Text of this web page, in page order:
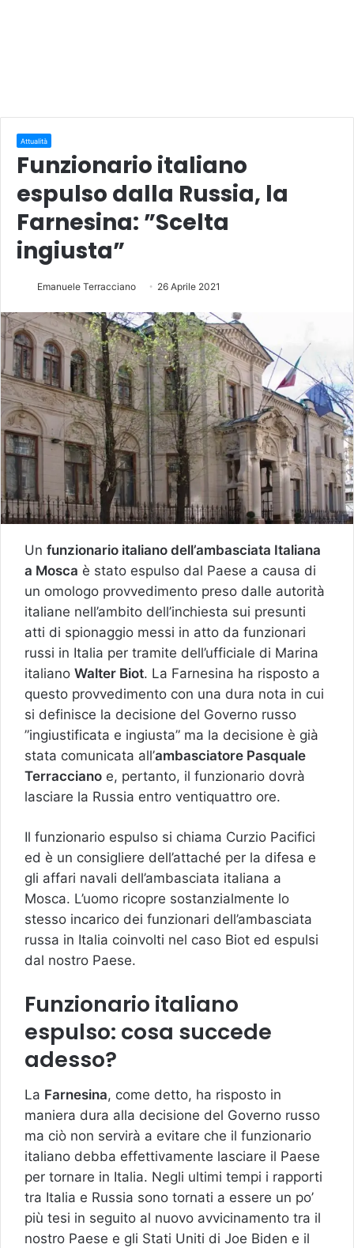
Attualità
Funzionario italiano
espulso dalla Russia, la
Farnesina: ”Scelta
ingiusta”
Emanuele Terracciano 26 Aprile 2021
Un funzionario italiano dell’ambasciata Italiana
a Mosca è stato espulso dal Paese a causa di
un omologo provvedimento preso dalle autorità
italiane nell’ambito dell’inchiesta sui presunti
atti di spionaggio messi in atto da funzionari
russi in Italia per tramite dell’ufficiale di Marina
italiano Walter Biot. La Farnesina ha risposto a
questo provvedimento con una dura nota in cui
si definisce la decisione del Governo russo
”ingiustificata e ingiusta” ma la decisione è già
stata comunicata all’ambasciatore Pasquale
Terracciano e, pertanto, il funzionario dovrà
lasciare la Russia entro ventiquattro ore.
Il funzionario espulso si chiama Curzio Pacifici
ed è un consigliere dell’attaché per la difesa e
gli affari navali dell’ambasciata italiana a
Mosca. L’uomo ricopre sostanzialmente lo
stesso incarico dei funzionari dell’ambasciata
russa in Italia coinvolti nel caso Biot ed espulsi
dal nostro Paese.
Funzionario italiano
espulso: cosa succede
adesso?
La Farnesina, come detto, ha risposto in
maniera dura alla decisione del Governo russo
ma ciò non servirà a evitare che il funzionario
italiano debba effettivamente lasciare il Paese
per tornare in Italia. Negli ultimi tempi i rapporti
tra Italia e Russia sono tornati a essere un po’
più tesi in seguito al nuovo avvicinamento tra il
nostro Paese e gli Stati Uniti di Joe Biden e il